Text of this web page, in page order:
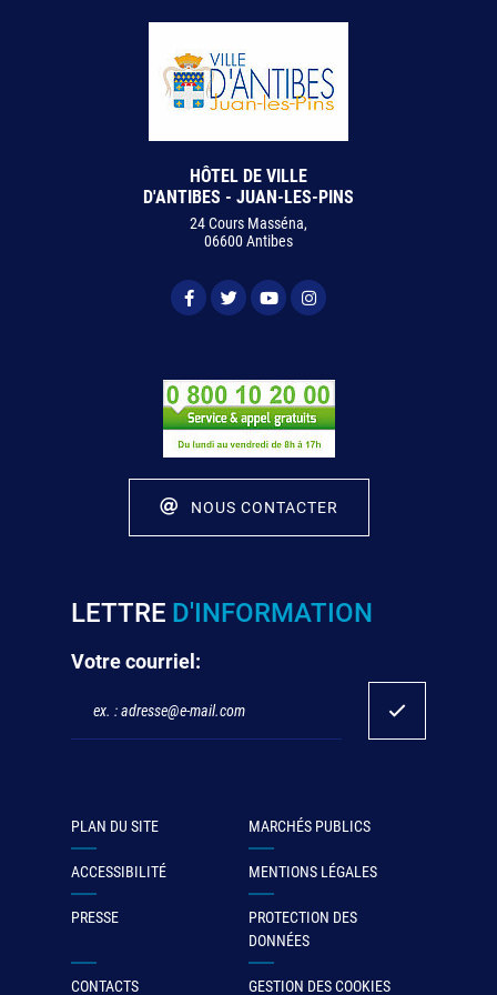
HÔTEL DE VILLE
D'ANTIBES - JUAN-LES-PINS
24 Cours Masséna,
06600 Antibes
NOUS CONTACTER
LETTRE D'INFORMATION
Votre courriel:
PLAN DU SITE MARCHÉS PUBLICS
ACCESSIBILITÉ MENTIONS LÉGALES
PRESSE
PROTECTION DES
DONNÉES
CONTACTS GESTION DES COOKIES